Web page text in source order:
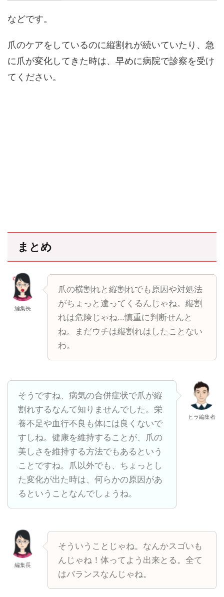
などです。
爪のケアをしているのに縦割れが続いていたり、急
に爪が変化してきた時は、早めに病院で診察を受け
てください。
まとめ
編集長
爪の横割れと縦割れでも原因や対処法
がちょっと違ってくるんじゃね。縦割
れは危険じゃね…慎重に判断せんと
ね。まだウチは縦割れはしたことない
わ。
そうですね、病気の合併症状で爪が縦
割れするなんて知りませんでした。栄
養不足や血行不良も体には良くないで
すしね。健康を維持することが、爪の
美しさを維持する方法でもあるという
ことですね。爪以外でも、ちょっとし
た変化が出た時は、何らかの原因があ
るということなんでしょうね。
ヒラ編集者
編集長
そういうことじゃね。なんかスゴいも
んじゃね！体ってよう出来とる。全て
はバランスなんじゃね。